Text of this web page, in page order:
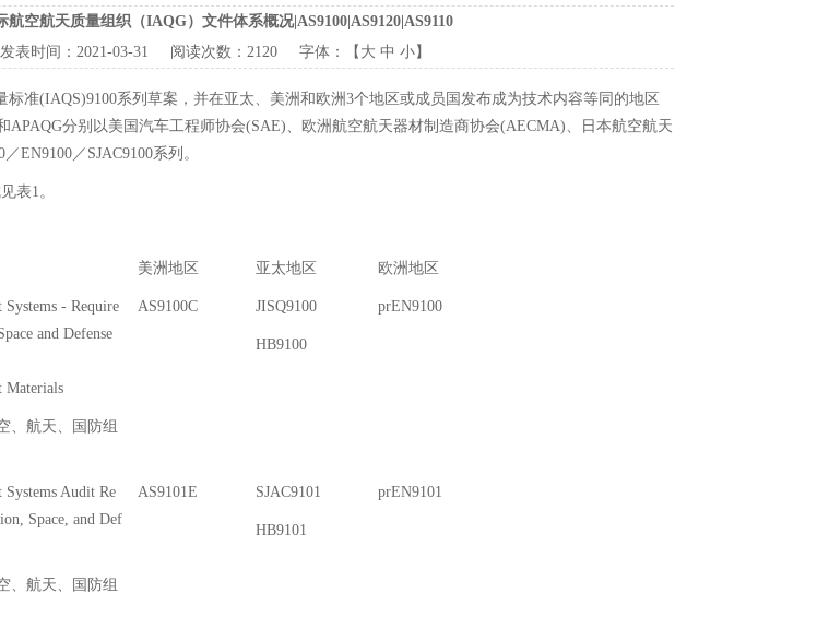
航空航天质量组织（IAQG）文件体系概况|AS9100|AS9120|AS9110
发表时间： 2021-03-31 阅读次数： 2120 字体：【 大 中 小】
准(IAQS)9100系列草案，并在亚太、美洲和欧洲3个地区或成员国发布成为技术内容等同的地区
APAQG分别以美国汽车工程师协会(SAE)、欧洲航空航天器材制造商协会(AECMA)、日本航空航天
EN9100／SJAC9100系列。
表1。
美洲地区 亚太地区 欧洲地区
Systems - Require
and Defense
Materials
、航天、国防组
AS9100C JISQ9100
HB9100
prEN9100
Systems Audit Re
Space, and Def
、航天、国防组
AS9101E SJAC9101
HB9101
prEN9101